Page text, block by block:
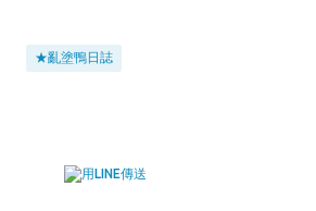
★亂塗鴨日誌